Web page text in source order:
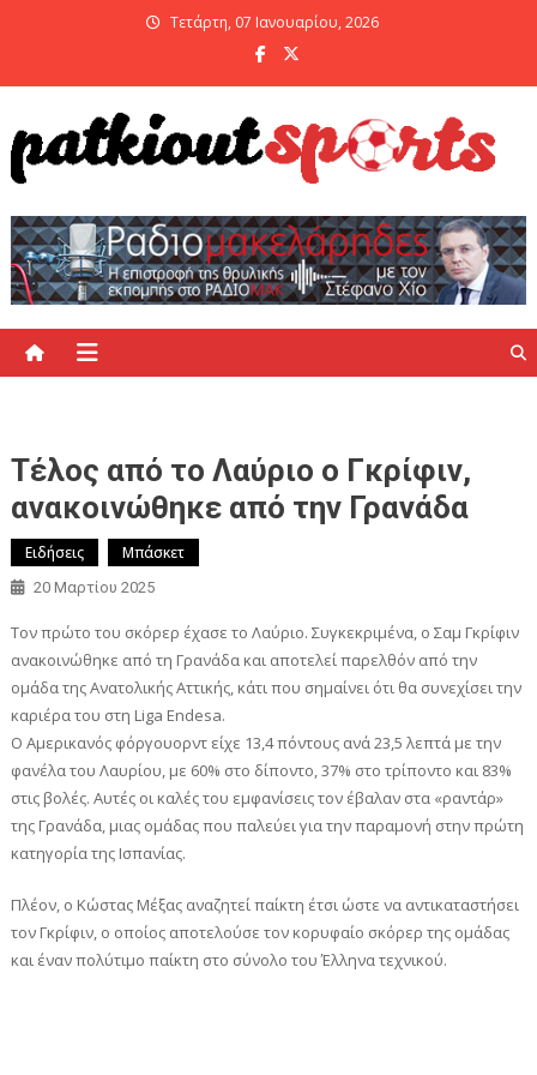
Τετάρτη, 07 Ιανουαρίου, 2026
Τέλος από το Λαύριο ο Γκρίφιν,
ανακοινώθηκε από την Γρανάδα
Ειδήσεις Μπάσκετ
20 Μαρτίου 2025
Τον πρώτο του σκόρερ έχασε το Λαύριο. Συγκεκριμένα, ο Σαμ Γκρίφιν
ανακοινώθηκε από τη Γρανάδα και αποτελεί παρελθόν από την
ομάδα της Ανατολικής Αττικής, κάτι που σημαίνει ότι θα συνεχίσει την
καριέρα του στη Liga Endesa.
Ο Αμερικανός φόργουορντ είχε 13,4 πόντους ανά 23,5 λεπτά με την
φανέλα του Λαυρίου, με 60% στο δίποντο, 37% στο τρίποντο και 83%
στις βολές. Αυτές οι καλές του εμφανίσεις τον έβαλαν στα «ραντάρ»
της Γρανάδα, μιας ομάδας που παλεύει για την παραμονή στην πρώτη
κατηγορία της Ισπανίας.
Πλέον, ο Κώστας Μέξας αναζητεί παίκτη έτσι ώστε να αντικαταστήσει
τον Γκρίφιν, ο οποίος αποτελούσε τον κορυφαίο σκόρερ της ομάδας
και έναν πολύτιμο παίκτη στο σύνολο του Έλληνα τεχνικού.